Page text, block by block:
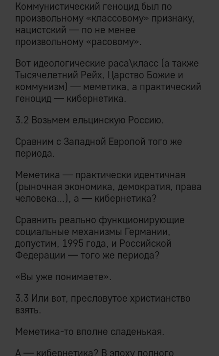
Коммунистический геноцид был по
произвольному «классовому» признаку,
нацистский — по не менее
произвольному «расовому».
Вот идеологические раса\класс (а также
Тысячелетний Рейх, Царство Божие и
коммунизм) — меметика, а практический
геноцид — кибернетика.
3.2 Возьмем ельцинскую Россию.
Сравним с Западной Европой того же
периода.
Меметика — практически идентичная
(рыночная экономика, демократия, права
человека…), а — кибернетика?
Сравнить реально функционирующие
социальные механизмы Германии,
допустим, 1995 года, и Российской
Федерации — того же периода?
«Вы уже понимаете».
3.3 Или вот, пресловутое христианство
взять.
Меметика-то вполне сладенькая.
А — кибернетика? В эпоху полного